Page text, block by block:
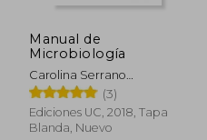
Manual de
Microbiología
Carolina Serrano
Berr&Iacute;Os; Rodrigo
Guti&Eacute;Rrez Ilabaca
(3)
Ediciones UC, 2018, Tapa
Blanda, Nuevo